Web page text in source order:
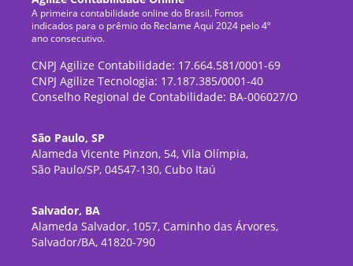
A primeira contabilidade online do Brasil. Fomos
indicados para o prêmio do Reclame Aqui 2024 pelo 4º
ano consecutivo.
CNPJ Agilize Contabilidade: 17.664.581/0001-69
CNPJ Agilize Tecnologia: 17.187.385/0001-40
Conselho Regional de Contabilidade: BA-006027/O
São Paulo, SP
Alameda Vicente Pinzon, 54, Vila Olímpia,
São Paulo/SP, 04547-130, Cubo Itaú
Salvador, BA
Alameda Salvador, 1057, Caminho das Árvores,
Salvador/BA, 41820-790